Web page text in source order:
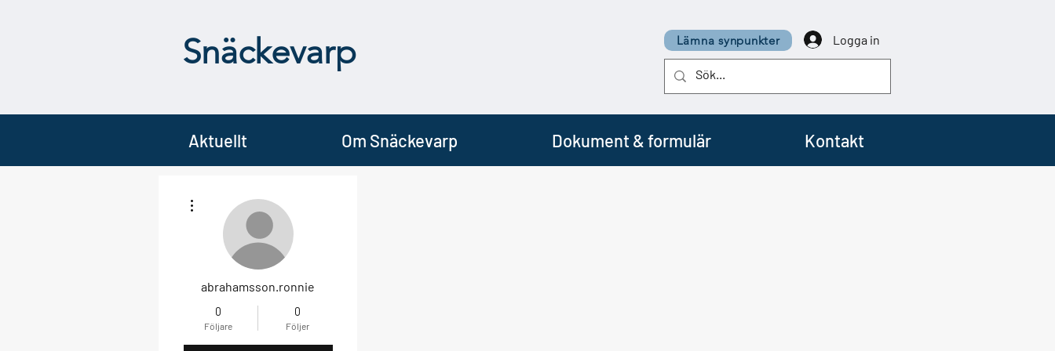
Snäckevarp Logga in
Lämna synpunkter
Aktuellt Om Snäckevarp Dokument & formulär Kontakt
abrahamsson.ronnie
0
Följare
0
Följer